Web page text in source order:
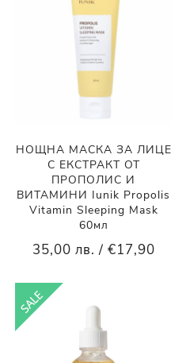
НОЩНА МАСКА ЗА ЛИЦЕ
С ЕКСТРАКТ ОТ
ПРОПОЛИС И
ВИТАМИНИ Iunik Propolis
Vitamin Sleeping Mask
60мл
35,00 лв. / €17,90